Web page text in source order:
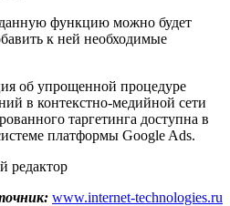
функцию можно будет
к ней необходимые
об упрощенной процедуре
в контекстно-медийной сети
таргетинга доступна в
платформы Google Ads.
редактор
www.internet-technologies.ru